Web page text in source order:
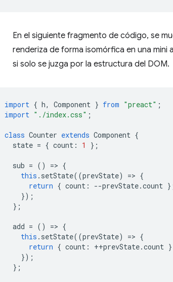
En el siguiente fragmento de código, se
renderiza de forma isomórfica en una mini
si solo se juzga por la estructura del DOM.
import { h, Component } from "preact" ;
import "./index.css" ;
class Counter extends Component {
state = { count : 1 };
sub = () => {
this . setState((prevState) => {
return { count : --prevState.count
});
};
add = () => {
this . setState((prevState) => {
return { count : ++prevState.count
});
};